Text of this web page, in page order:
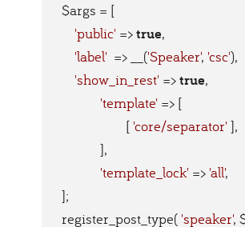
    $args = [
'public' => true,
'label'
  => __(
'Speaker', 'csc'),
'show_in_rest' => true,
'template' => [
			[
'core/separator' ],
		],
'template_lock' => 'all',
    ];
    register_post_type(
'speaker',